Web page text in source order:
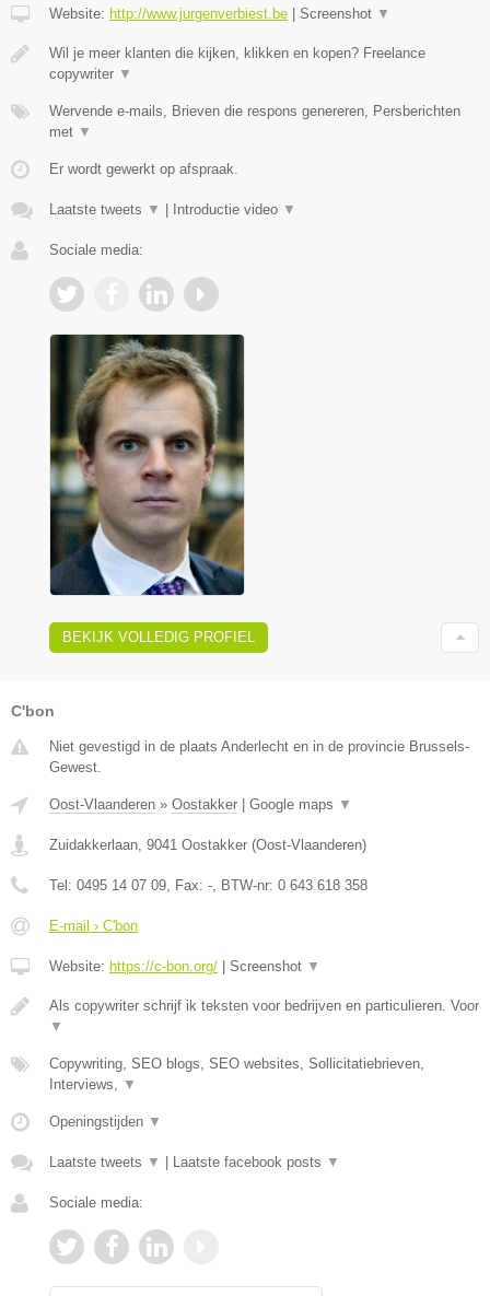
Website: http://www.jurgenverbiest.be Screenshot ▼
Wil je meer klanten die kijken, klikken en kopen? Freelance
copywriter ▼
Wervende e-mails, Brieven die respons genereren, Persberichten
met ▼
Er wordt gewerkt op afspraak.
Laatste tweets ▼ Introductie video ▼
Sociale media:
BEKIJK VOLLEDIG PROFIEL
C'bon
Niet gevestigd in de plaats Anderlecht en in de provincie Brussels-
Gewest.
Oost-Vlaanderen » Oostakker Google maps ▼
Zuidakkerlaan, 9041 Oostakker (Oost-Vlaanderen)
Tel: 0495 14 07 09, Fax: -, BTW-nr: 0 643 618 358
E-mail › C'bon
Website: https://c-bon.org/ Screenshot ▼
Als copywriter schrijf ik teksten voor bedrijven en particulieren. Voor
▼
Copywriting, SEO blogs, SEO websites, Sollicitatiebrieven,
Interviews, ▼
Openingstijden ▼
Laatste tweets ▼ Laatste facebook posts ▼
Sociale media: